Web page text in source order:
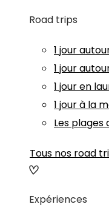
Road trips
1 jour
1 jour
1 jour en
1 jour à la
Les plages
Tous nos road
Expériences